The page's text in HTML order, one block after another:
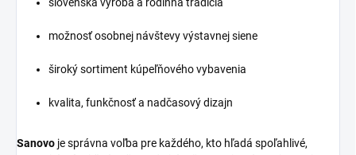
možnosť osobnej návštevy výstavnej siene
široký sortiment kúpeľňového vybavenia
kvalita, funkčnosť a nadčasový dizajn
Sanovo je správna voľba pre každého, kto hľadá spoľahlivé,